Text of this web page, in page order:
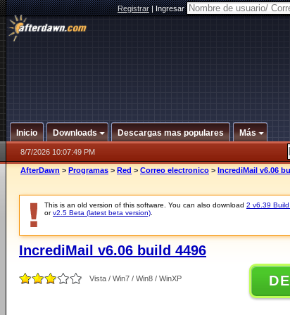
Registrar|Ingresar
Inicio Downloads Descargas mas populares Más
8/7/2026 10:07:49 PM
AfterDawn > Programas > Red > Correo electronico > IncrediMail v6.06
This is an old version of this software. You can also download 2 v6.39
orv2.5 Beta (latest beta version)
IncrediMail v6.06 build 4496
Vista / Win7 / Win8 / WinXP